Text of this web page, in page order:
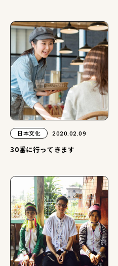
日本文化 2020.02.09
30番に行ってきます